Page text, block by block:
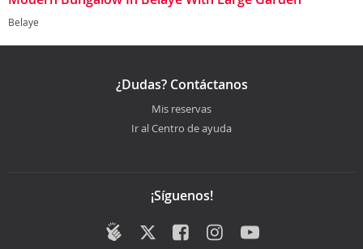
Belaye
¿Dudas? Contáctanos
Mis reservas
Ir al Centro de ayuda
¡Síguenos!